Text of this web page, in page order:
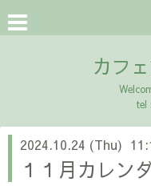
カフ
tel
2024.10.24 (Thu)
１１月カレン